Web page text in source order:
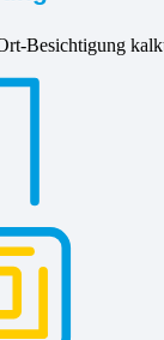
Besichtigung